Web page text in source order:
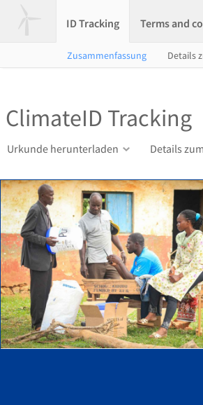
ID Tracking Terms and
Zusammenfassung Details
ClimateID Tracking
Urkunde herunterladen Details